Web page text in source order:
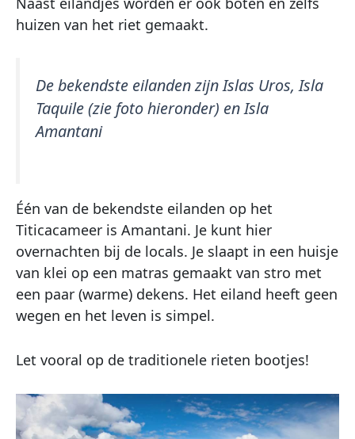
huizen van het riet gemaakt.
De bekendste eilanden zijn Islas Uros, Isla
Taquile (zie foto hieronder) en Isla
Amantani
Één van de bekendste eilanden op het
Titicacameer is Amantani. Je kunt hier
overnachten bij de locals. Je slaapt in een huisje
van klei op een matras gemaakt van stro met
een paar (warme) dekens. Het eiland heeft geen
wegen en het leven is simpel.
Let vooral op de traditionele rieten bootjes!